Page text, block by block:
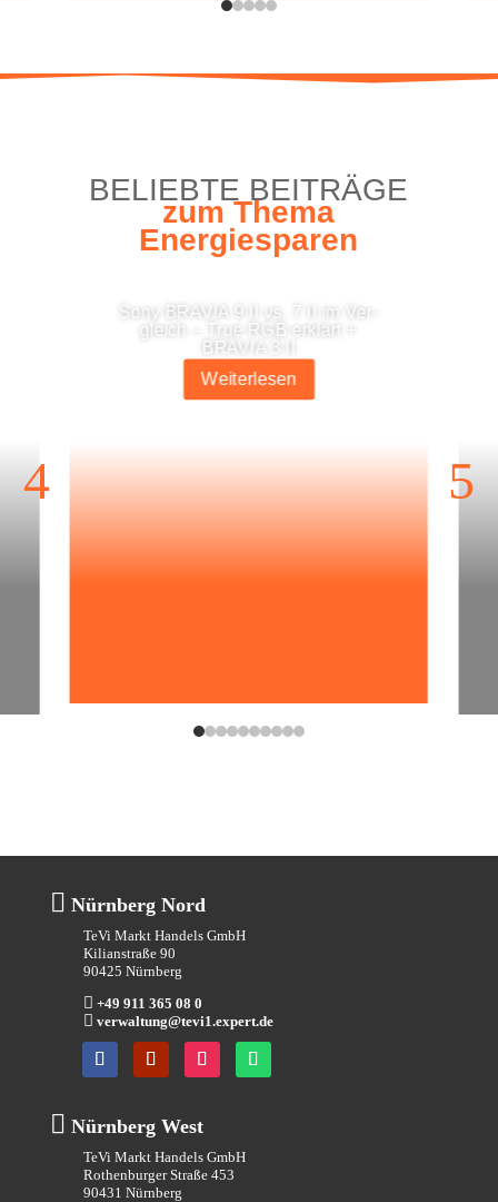
BELIEB­TE BEITRÄGE
zum The­ma
Energiesparen
Sony BRAVIA 9 II vs. 7 II im Ver­
gleich – True RGB erklärt +
BRAVIA 3 II
Wei­ter­le­sen
4 5
 Nürnberg Nord
TeVi Markt Handels GmbH
Kilianstraße 90
90425 Nürnberg
 +49 911 365 08 0
 verwaltung@tevi1.expert.de
 Nürnberg West
TeVi Markt Handels GmbH
Rothenburger Straße 453
90431 Nürnberg